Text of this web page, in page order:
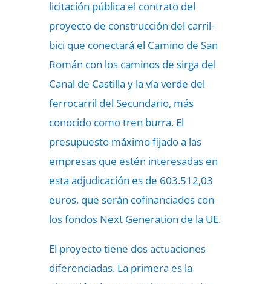
licitación pública el contrato del
proyecto de construcción del carril-
bici que conectará el Camino de San
Román con los caminos de sirga del
Canal de Castilla y la vía verde del
ferrocarril del Secundario, más
conocido como tren burra. El
presupuesto máximo fijado a las
empresas que estén interesadas en
esta adjudicación es de 603.512,03
euros, que serán cofinanciados con
los fondos Next Generation de la UE.
El proyecto tiene dos actuaciones
diferenciadas. La primera es la